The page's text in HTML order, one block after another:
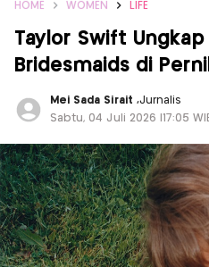
HOME WOMEN LIFE
Taylor Swift Ungkap
Bridesmaids di
Mei Sada Sirait ,Jurnalis
Sabtu, 04 Juli 2026 |17:05